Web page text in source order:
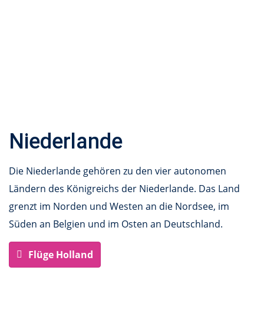
Niederlande
Die Niederlande gehören zu den vier autonomen
Ländern des Königreichs der Niederlande. Das Land
grenzt im Norden und Westen an die Nordsee, im
Süden an Belgien und im Osten an Deutschland.
Flüge Holland